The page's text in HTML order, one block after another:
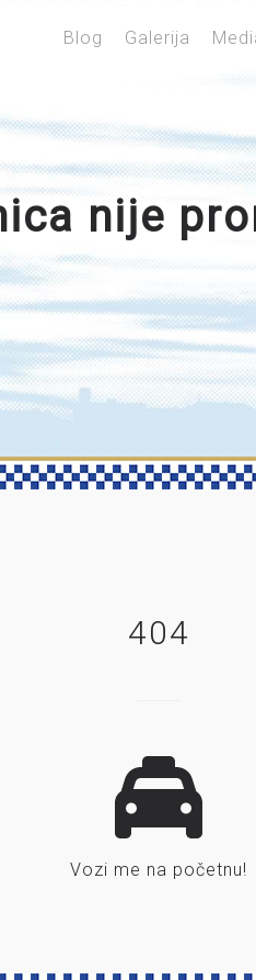
Blog Galerija
nije
404
Vozi me na početnu!